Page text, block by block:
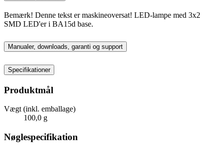
Bemærk! Denne tekst er maskineoversat! LED-lampe med 3x2
SMD LED'er i BA15d base.
Manualer, downloads, garanti og support
Specifikationer
Produktmål
Vægt (inkl. emballage)
100,0 g
Nøglespecifikation